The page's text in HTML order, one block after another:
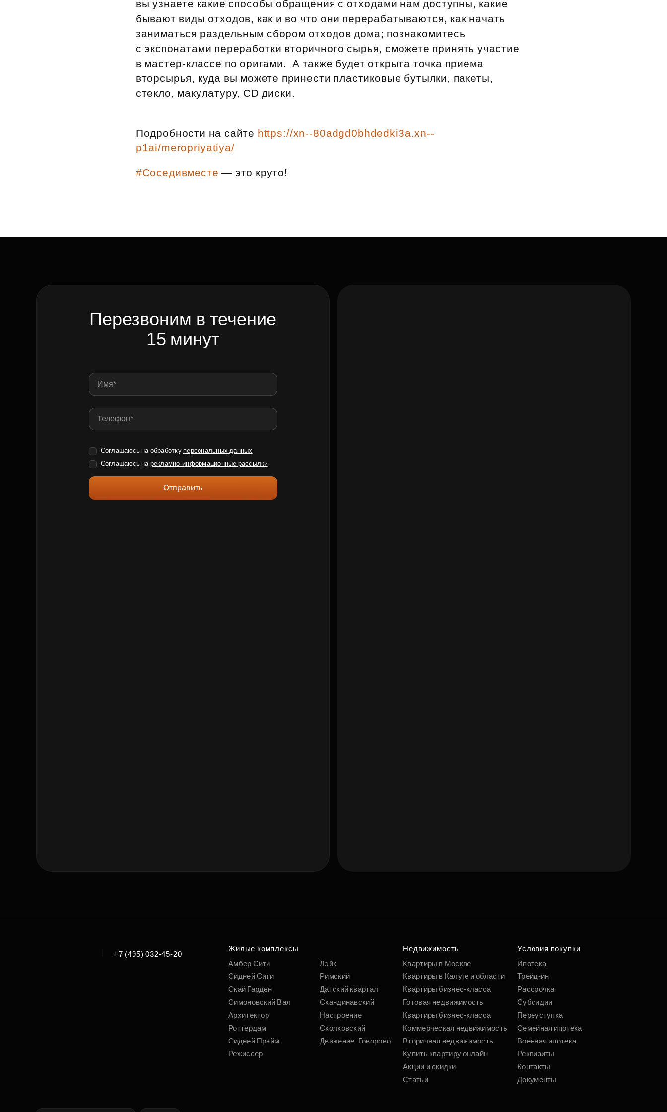
Субсидии
вы узнаете какие способы обращения с отходами нам доступны, какие
бывают виды отходов, как и во что они перерабатываются, как начать
заниматься раздельным сбором отходов дома; познакомитесь
с экспонатами переработки вторичного сырья, сможете принять участие
в мастер‑классе по оригами. А также будет открыта точка приема
вторсырья, куда вы можете принести пластиковые бутылки, пакеты,
стекло, макулатуру, CD диски.
Подробности на сайте https://xn--80adgd0bhdedki3a.xn--
p1ai/meropriyatiya/
#Соседивместе — это круто!
Перезвоним в течение
15 минут
Соглашаюсь на обработку персональных данных
Соглашаюсь на рекламно-информационные рассылки
Отправить
по удобным
вам параметрам
Подобрать
+7 (495) 032-45-20
Жилые комплексы
Амбер Сити
Сидней Сити
Скай Гарден
Симоновский Вал
Архитектор
Роттердам
Сидней Прайм
Режиссер
Лэйк
Римский
Датский квартал
Скандинавский
Настроение
Сколковский
Движение. Говорово
Недвижимость
Квартиры в Москве
Квартиры в Калуге и области
Квартиры бизнес-класса
Готовая недвижимость
Квартиры бизнес-класса
Коммерческая недвижимость
Вторичная недвижимость
Купить квартиру онлайн
Акции и скидки
Статьи
Условия покупки
Ипотека
Трейд-ин
Рассрочка
Субсидии
Переуступка
Семейная ипотека
Военная ипотека
Реквизиты
Контакты
Документы